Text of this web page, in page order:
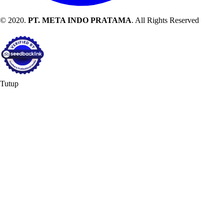
© 2020. PT. META INDO PRATAMA. All Rights Reserved
Tutup